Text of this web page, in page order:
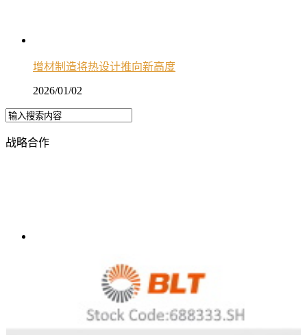
增材制造将热设计推向新高度
2026/01/02
战略合作